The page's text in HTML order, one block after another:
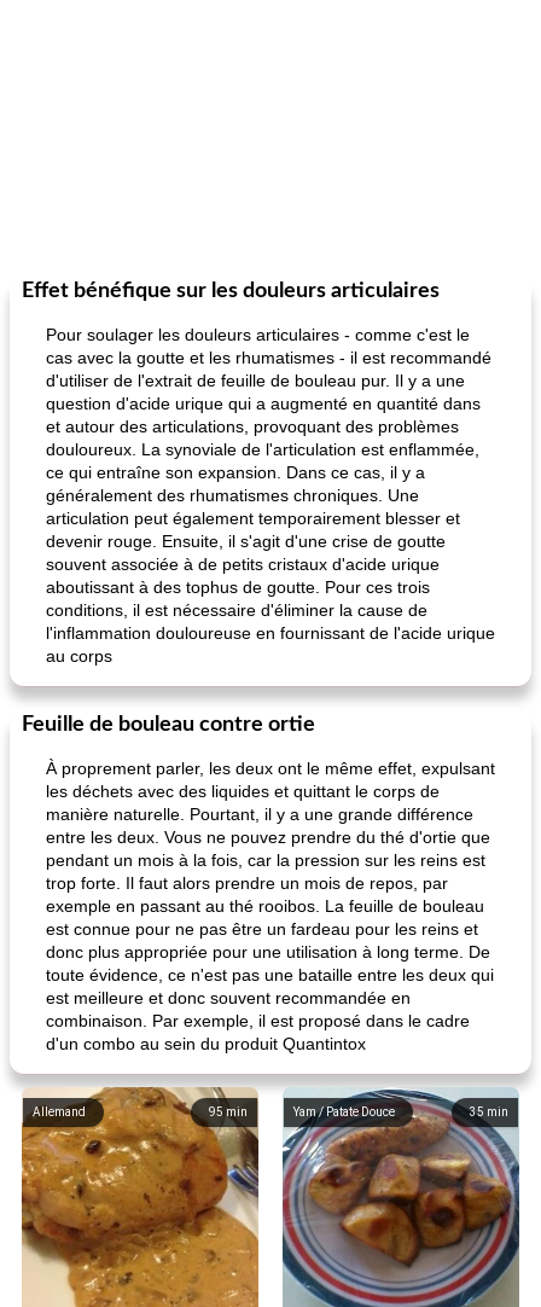
Effet bénéfique sur les douleurs articulaires
Pour soulager les douleurs articulaires - comme c'est le
cas avec la goutte et les rhumatismes - il est recommandé
d'utiliser de l'extrait de feuille de bouleau pur. Il y a une
question d'acide urique qui a augmenté en quantité dans
et autour des articulations, provoquant des problèmes
douloureux. La synoviale de l'articulation est enflammée,
ce qui entraîne son expansion. Dans ce cas, il y a
généralement des rhumatismes chroniques. Une
articulation peut également temporairement blesser et
devenir rouge. Ensuite, il s'agit d'une crise de goutte
souvent associée à de petits cristaux d'acide urique
aboutissant à des tophus de goutte. Pour ces trois
conditions, il est nécessaire d'éliminer la cause de
l'inflammation douloureuse en fournissant de l'acide urique
au corps
Feuille de bouleau contre ortie
À proprement parler, les deux ont le même effet, expulsant
les déchets avec des liquides et quittant le corps de
manière naturelle. Pourtant, il y a une grande différence
entre les deux. Vous ne pouvez prendre du thé d'ortie que
pendant un mois à la fois, car la pression sur les reins est
trop forte. Il faut alors prendre un mois de repos, par
exemple en passant au thé rooibos. La feuille de bouleau
est connue pour ne pas être un fardeau pour les reins et
donc plus appropriée pour une utilisation à long terme. De
toute évidence, ce n'est pas une bataille entre les deux qui
est meilleure et donc souvent recommandée en
combinaison. Par exemple, il est proposé dans le cadre
d'un combo au sein du produit Quantintox
95 min
Allemand 35 min
Yam / Patate Douce